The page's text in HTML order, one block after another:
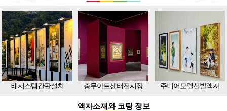
태시스템간판설치 충무아트센터전시장 주니어모델선발액자
액자소재와 코팅 정보